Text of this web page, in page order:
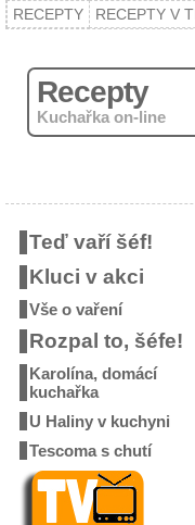
RECEPTY RECEPTY V
Recepty
Kuchařka on-line
Teď vaří šéf!
Kluci v akci
Vše o vaření
Rozpal to, šéfe!
Karolína, domácí
kuchařka
U Haliny v kuchyni
Tescoma s chutí